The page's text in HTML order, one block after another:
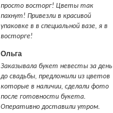
просто восторг! Цветы так
пахнут! Привезли в красивой
упаковке в в специальной вазе, я в
восторге!
Ольга
Заказывала букет невесты за день
до свадьбы, предложили из цветов
которые в наличии, сделали фото
после готовности букета.
Оперативно доставили утром.